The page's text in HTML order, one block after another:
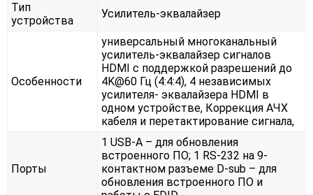
Тип
устройства
Усилитель-эквалайзер
Особенности
универсальный многоканальный
усилитель-эквалайзер сигналов
HDMI c поддержкой разрешений до
4K@60 Гц (4:4:4), 4 независимых
усилителя- эквалайзера HDMI в
одном устройстве, Коррекция АЧХ
кабеля и перетактирование сигнала,
Порты
1 USB-A – для обновления
встроенного ПО; 1 RS-232 на 9-
контактном разъеме D-sub – для
обновления встроенного ПО и